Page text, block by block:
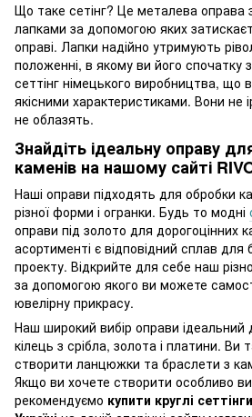
Що таке сетінг? Це металева оправа
лапками за допомогою яких
оправі. Лапки надійно утримують
положенні, в якому ви його спочатку
сеттінг німецького виробництва, що
якісними характеристиками. Вони не
не облазять.
Знайдіть ідеальну оправу
каменів на нашому сайті
Наші оправи підходять для обробки
різної форми і огранки. Будь то модні
оправи під золото для дорогоцінних
асортименті є відповідний сплав для
проекту. Відкрийте для себе наш
за допомогою якого ви можете
ювелірну прикрасу.
Наш широкий вибір оправи ідеальний
кілець з срібла, золота і платини.
створити ланцюжки та браслети з
Якщо ви хочете створити особливо
рекомендуємо купити круглі